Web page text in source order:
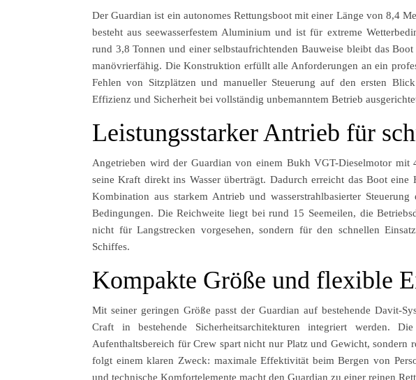
Der Guardian ist ein autonomes Rettungsboot mit einer Länge von 8,4
besteht aus seewasserfestem Aluminium und ist für extreme
rund 3,8 Tonnen und einer selbstaufrichtenden Bauweise bleibt das
manövrierfähig. Die Konstruktion erfüllt alle Anforderungen an ein
Fehlen von Sitzplätzen und manueller Steuerung auf den ersten
Effizienz und Sicherheit bei vollständig unbemanntem Betrieb
Leistungsstarker Antrieb für
Angetrieben wird der Guardian von einem Bukh VGT-Dieselmotor mit
seine Kraft direkt ins Wasser überträgt. Dadurch erreicht das Boot
Kombination aus starkem Antrieb und wasserstrahlbasierter
Bedingungen. Die Reichweite liegt bei rund 15 Seemeilen, die
nicht für Langstrecken vorgesehen, sondern für den schnellen
Schiffes.
Kompakte Größe und flexible
Mit seiner geringen Größe passt der Guardian auf bestehende Davit-
Craft in bestehende Sicherheitsarchitekturen integriert werden.
Aufenthaltsbereich für Crew spart nicht nur Platz und Gewicht, sondern
folgt einem klaren Zweck: maximale Effektivität beim Bergen von
und technische Komfortelemente macht den Guardian zu einer reinen